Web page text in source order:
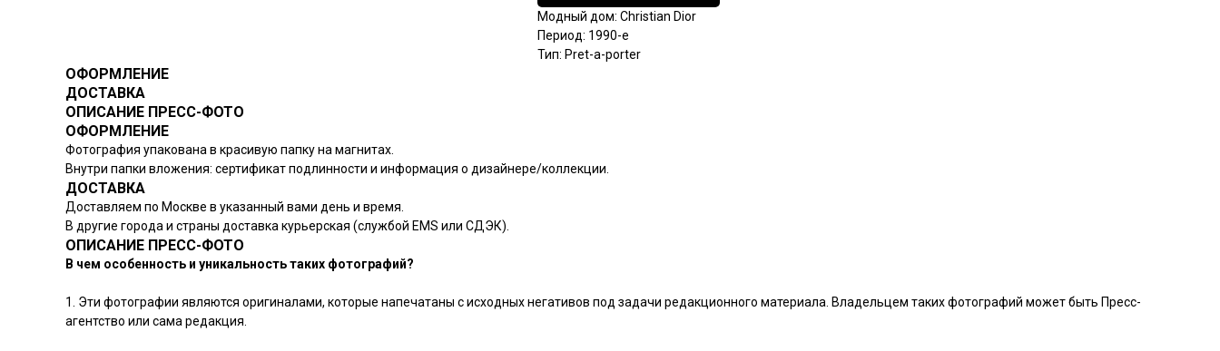
Модный дом: Christian Dior
Период: 1990-е
Тип: Pret-a-porter
ОФОРМЛЕНИЕ
ДОСТАВКА
ОПИСАНИЕ ПРЕСС-ФОТО
ОФОРМЛЕНИЕ
Фотография упакована в красивую папку на магнитах.
Внутри папки вложения: сертификат подлинности и информация о дизайнере/коллекции.
ДОСТАВКА
Доставляем по Москве в указанный вами день и время.
В другие города и страны доставка курьерская (службой EMS или СДЭК).
ОПИСАНИЕ ПРЕСС-ФОТО
В чем особенность и уникальность таких фотографий?
1. Эти фотографии являются оригиналами, которые напечатаны с исходных негативов под задачи редакционного материала. Владельцем таких фотографий может быть Пресс-
агентство или сама редакция.